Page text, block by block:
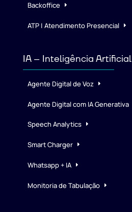
Backoffice
ATP | Atendimento Presencial
IA – Inteligência Artificial
Agente Digital de Voz
Agente Digital com IA Generativa
Speech Analytics
Smart Charger
Whatsapp + IA
Monitoria de Tabulação